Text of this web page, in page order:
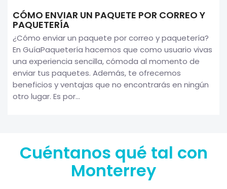
CÓMO ENVIAR UN PAQUETE POR CORREO Y
PAQUETERÍA
¿Cómo enviar un paquete por correo y paquetería?
En GuíaPaquetería hacemos que como usuario vivas
una experiencia sencilla, cómoda al momento de
enviar tus paquetes. Además, te ofrecemos
beneficios y ventajas que no encontrarás en ningún
otro lugar. Es por...
Cuéntanos qué tal con
Monterrey